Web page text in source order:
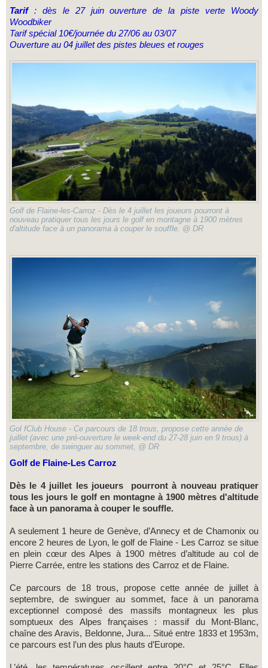
Tarif: dès le 27 juin ouverture de la piste verte Woody
Woodbiker
Tarif spécial 10€/journée du 27/06 au 03/07
Ouverture au 04 juillet des pistes bleues et rouges
Golf de Flaine-les-Carroz - Dès le 4 juillet les joueurs pourront à
nouveau pratiquer tous les jours le golf en montagne à 1900 mètres
d'altitude face à un panorama à couper le souffle. @ DR
Gol fClub House - Ce parcours de 18 trous, propose cette année de
juillet (avec une pré-ouverture le week-end du 27-28 juin en 9 trous) à
septembre, de swinguer au sommet, @ DR
Golf de Flaine-Les Carroz
Dès le 4 juillet les joueurs pourront à nouveau pratiquer
tous les jours le golf en montagne à 1900 mètres d'altitude
face à un panorama à couper le souffle.
A seulement 1 heure de Genève, d’Annecy et de Chamonix ou
encore 2 heures de Lyon, le golf de Flaine - Les Carroz se situe
en plein cœur des Alpes à 1900 mètres d’altitude au col de
Pierre Carrée, entre les stations des Carroz et de Flaine.
Ce parcours de 18 trous, propose cette année de juillet à
septembre, de swinguer au sommet, face à un panorama
exceptionnel composé des massifs montagneux les plus
somptueux des Alpes françaises : massif du Mont-Blanc,
chaîne des Aravis, Beldonne, Jura... Situé entre 1833 et 1953m,
ce parcours est l’un des plus hauts d’Europe.